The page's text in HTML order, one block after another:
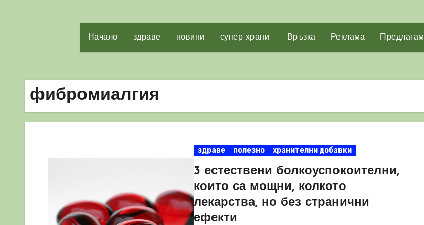
Начало здраве новини супер храни Връзка Реклама Предлагам
фибромиалгия
здраве полезно хранителни добавки
3 естествени болкоуспокоителни,
които са мощни, колкото
лекарства, но без странични
ефекти